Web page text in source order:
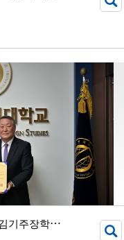
김
기주 동문(경제 80), ‘경제학부 김기주장학금’ 기부 서명식 개최